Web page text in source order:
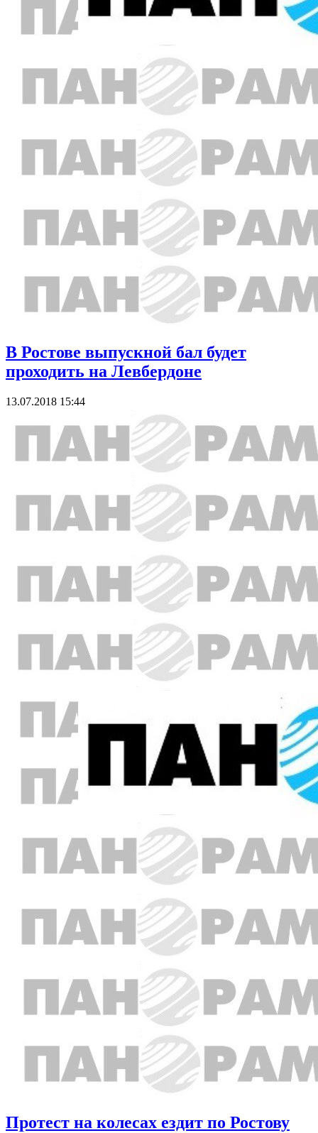
В Ростове выпускной бал будет
проходить на Левбердоне
13.07.2018 15:44
Протест на колесах ездит по Ростову